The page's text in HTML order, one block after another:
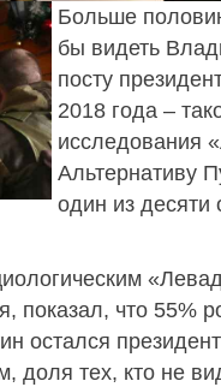
Больше
бы видеть
посту
2018 года –
исследования
Альтернативу
один из
показал, что 55%
остался
доля тех, кто не